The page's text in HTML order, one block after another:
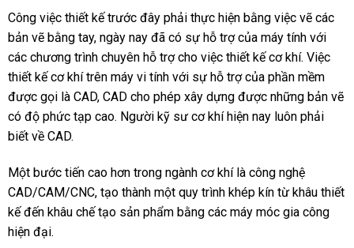
Công việc thiết kế trước đây phải thực hiện bằng việc vẽ các
bản vẽ bằng tay, ngày nay đã có sự hỗ trợ của máy tính với
các chương trình chuyên hỗ trợ cho việc thiết kế cơ khí. Việc
thiết kế cơ khí trên máy vi tính với sự hỗ trợ của phần mềm
được gọi là CAD, CAD cho phép xây dựng được những bản vẽ
có độ phức tạp cao. Người kỹ sư cơ khí hiện nay luôn phải
biết về CAD.
Một bước tiến cao hơn trong ngành cơ khí là công nghệ
CAD/CAM/CNC, tạo thành một quy trình khép kín từ khâu thiết
kế đến khâu chế tạo sản phẩm bằng các máy móc gia công
hiện đại.